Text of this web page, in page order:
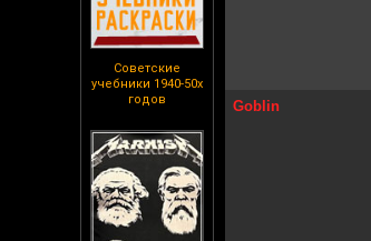
Советские
учебники 1940-50х
годов
Goblin